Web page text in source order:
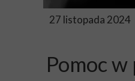
27 listopada 2024
Pomoc